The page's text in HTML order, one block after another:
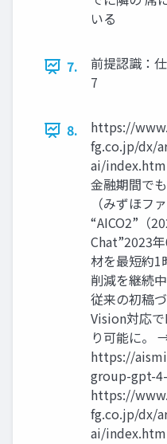
いる
7.
前提認識：
7
8.
https://
fg.co.jp/dx/
ai/index.html
金融期間で
（みずほフ
“AICO2”（
Chat”2023
材を最短約1
削減を継続
従来の初稿
Vision対応
り可能に。
https://
group-gpt-
https://
fg.co.jp/dx/
ai/